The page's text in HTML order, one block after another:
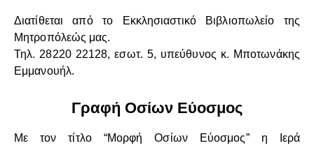
Διατίθεται από το Εκκλησιαστικό Βιβλιοπωλείο της
Μητροπόλεώς μας.
Τηλ. 28220 22128, εσωτ. 5, υπεύθυνος κ. Μποτωνάκης
Εμμανουήλ.
Γραφή Οσίων Εύοσμος
Με τον τίτλο “Μορφή Οσίων Εύοσμος” η Ιερά